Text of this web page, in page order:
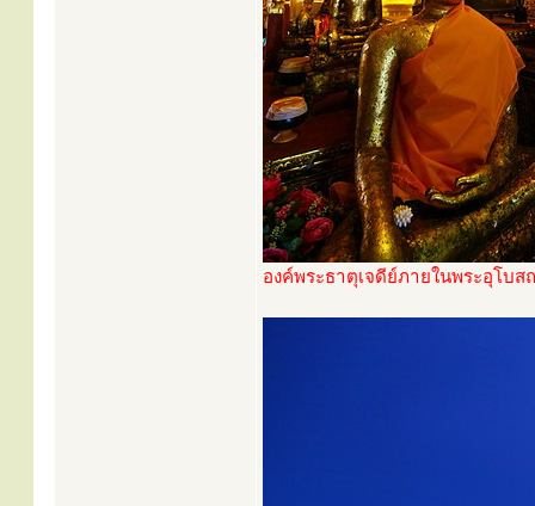
องค์พระธาตุเจดีย์ภายในพระอุโบ